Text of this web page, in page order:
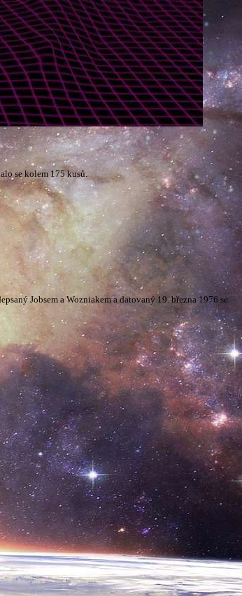
se kolem 175 kusů.
Jobsem a Wozniakem a datovaný 19. března 1976 se